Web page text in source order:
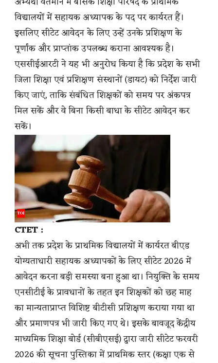
विद्यालयों में सहायक अध्यापक के पद पर कार्यरत हैं।
इसलिए सीटेट आवेदन के लिए उन्हें उनके प्रशिक्षण के
पूर्णांक और प्राप्तांक उपलब्ध कराना आवश्यक है।
एससीईआरटी ने यह भी अनुरोध किया है कि प्रदेश के सभी
जिला शिक्षा एवं प्रशिक्षण संस्थानों (डायट) को निर्देश जारी
किए जाएं, ताकि संबंधित शिक्षकों को समय पर अंकपत्र
मिल सकें और वे बिना किसी बाधा के सीटेट आवेदन कर
सकें।
CTET :
अभी तक प्रदेश के प्राथमिक विद्यालयों में कार्यरत बीएड
योग्यताधारी सहायक अध्यापकों के लिए सीटेट 2026 में
आवेदन करना बड़ी समस्या बना हुआ था। नियुक्ति के समय
एनसीटीई के प्रावधानों के तहत इन शिक्षकों को छह माह
का मान्यताप्राप्त विशिष्ट बीटीसी प्रशिक्षण कराया गया था
और प्रमाणपत्र भी जारी किए गए थे। इसके बावजूद केंद्रीय
माध्यमिक शिक्षा बोर्ड (सीबीएसई) द्वारा जारी सीटेट फरवरी
2026 की सूचना पुस्तिका में प्राथमिक स्तर (कक्षा एक से